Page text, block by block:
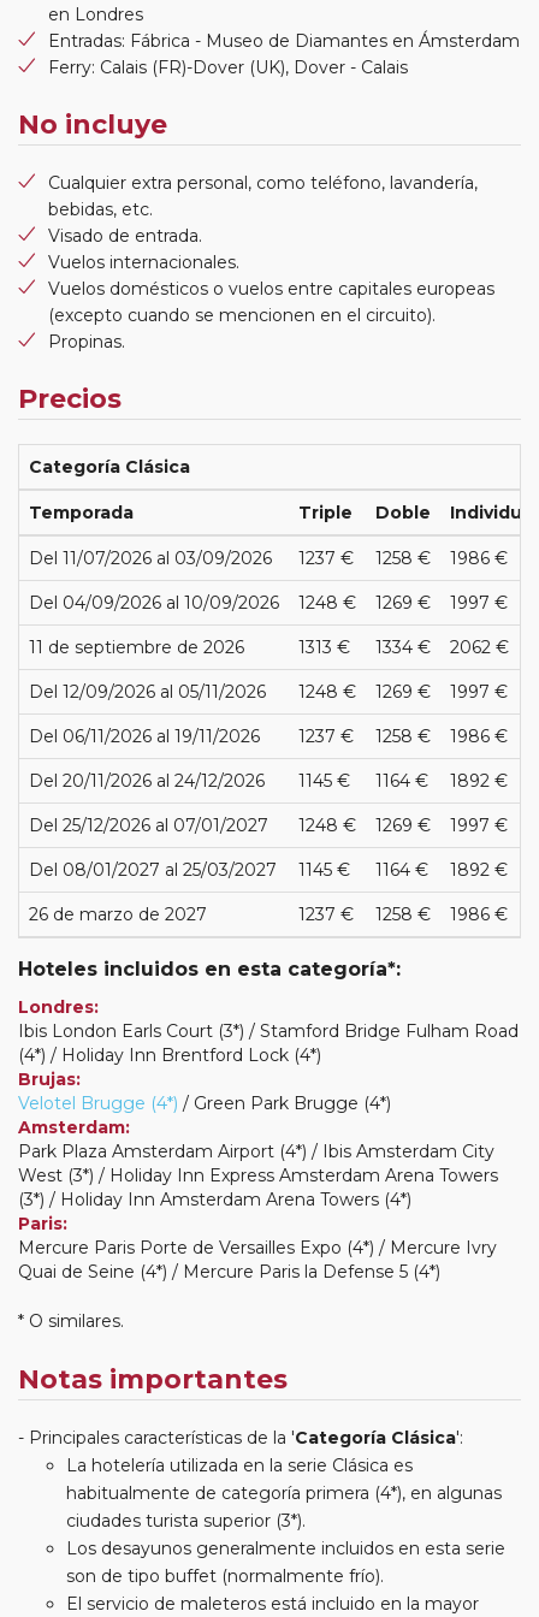
en Londres
Entradas: Fábrica - Museo de Diamantes en Ámsterdam
Ferry: Calais (FR)-Dover (UK), Dover - Calais
No incluye
Cualquier extra personal, como teléfono, lavandería,
bebidas, etc.
Visado de entrada.
Vuelos internacionales.
Vuelos domésticos o vuelos entre capitales europeas
(excepto cuando se mencionen en el circuito).
Propinas.
Precios
Categoría Clásica
Temporada Triple Doble Individual
Del 11/07/2026 al 03/09/2026 1237 € 1258 € 1986 €
Del 04/09/2026 al 10/09/2026 1248 € 1269 € 1997 €
11 de septiembre de 2026 1313 € 1334 € 2062 €
Del 12/09/2026 al 05/11/2026 1248 € 1269 € 1997 €
Del 06/11/2026 al 19/11/2026 1237 € 1258 € 1986 €
Del 20/11/2026 al 24/12/2026 1145 € 1164 € 1892 €
Del 25/12/2026 al 07/01/2027 1248 € 1269 € 1997 €
Del 08/01/2027 al 25/03/2027 1145 € 1164 € 1892 €
26 de marzo de 2027 1237 € 1258 € 1986 €
Hoteles incluidos en esta categoría*:
Londres:
Ibis London Earls Court (3*) / Stamford Bridge Fulham Road
(4*) / Holiday Inn Brentford Lock (4*)
Brujas:
Velotel Brugge (4*) / Green Park Brugge (4*)
Amsterdam:
Park Plaza Amsterdam Airport (4*) / Ibis Amsterdam City
West (3*) / Holiday Inn Express Amsterdam Arena Towers
(3*) / Holiday Inn Amsterdam Arena Towers (4*)
Paris:
Mercure Paris Porte de Versailles Expo (4*) / Mercure Ivry
Quai de Seine (4*) / Mercure Paris la Defense 5 (4*)
* O similares.
Notas importantes
Principales características de la 'Categoría Clásica':
La hotelería utilizada en la serie Clásica es
habitualmente de categoría primera (4*), en algunas
ciudades turista superior (3*).
Los desayunos generalmente incluidos en esta serie
son de tipo buffet (normalmente frío).
El servicio de maleteros está incluido en la mayor